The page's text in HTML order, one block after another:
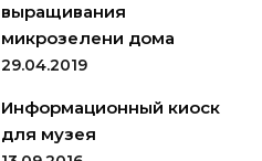
выращивания
микрозелени дома
29.04.2019
Информационный киоск
для музея